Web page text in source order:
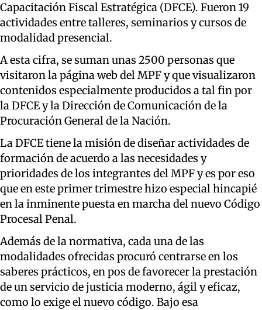
Capacitación Fiscal Estratégica (DFCE). Fueron 19
actividades entre talleres, seminarios y cursos de
modalidad presencial.
A esta cifra, se suman unas 2500 personas que
visitaron la página web del MPF y que visualizaron
contenidos especialmente producidos a tal fin por
la DFCE y la Dirección de Comunicación de la
Procuración General de la Nación.
La DFCE tiene la misión de diseñar actividades de
formación de acuerdo a las necesidades y
prioridades de los integrantes del MPF y es por eso
que en este primer trimestre hizo especial hincapié
en la inminente puesta en marcha del nuevo Código
Procesal Penal.
Además de la normativa, cada una de las
modalidades ofrecidas procuró centrarse en los
saberes prácticos, en pos de favorecer la prestación
de un servicio de justicia moderno, ágil y eficaz,
como lo exige el nuevo código. Bajo esa